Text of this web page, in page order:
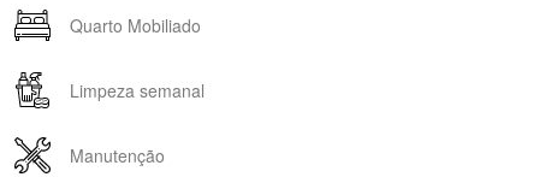
Quarto Mobiliado
Limpeza semanal
Manutenção